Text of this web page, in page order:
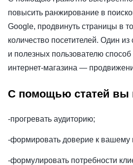
повысить ранжирование в
Google, продвинуть страницы в
количество посетителей. Один
и полезных пользователю
интернет-магазина —
С помощью статей вы
-прогревать аудиторию;
-формировать доверие к вашему
-формулировать потребности